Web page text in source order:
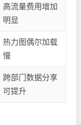
高流量费用增加
明显
热力图偶尔加载
慢
跨部门数据分享
可提升